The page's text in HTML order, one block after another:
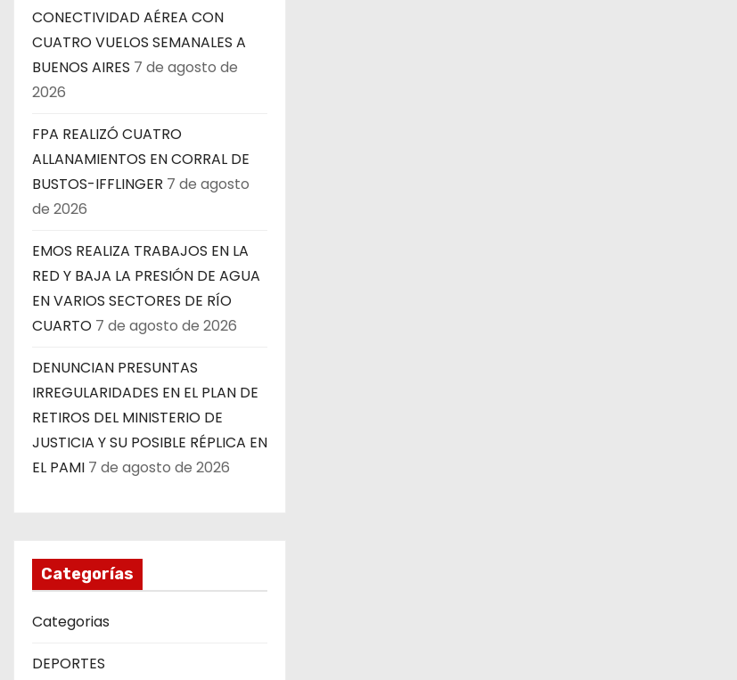
CONECTIVIDAD AÉREA CON
CUATRO VUELOS SEMANALES A
BUENOS AIRES 7 de agosto de
2026
FPA REALIZÓ CUATRO
ALLANAMIENTOS EN CORRAL DE
BUSTOS-IFFLINGER 7 de agosto
de 2026
EMOS REALIZA TRABAJOS EN LA
RED Y BAJA LA PRESIÓN DE AGUA
EN VARIOS SECTORES DE RÍO
CUARTO 7 de agosto de 2026
DENUNCIAN PRESUNTAS
IRREGULARIDADES EN EL PLAN DE
RETIROS DEL MINISTERIO DE
JUSTICIA Y SU POSIBLE RÉPLICA EN
EL PAMI 7 de agosto de 2026
Categorías
Categorias
DEPORTES